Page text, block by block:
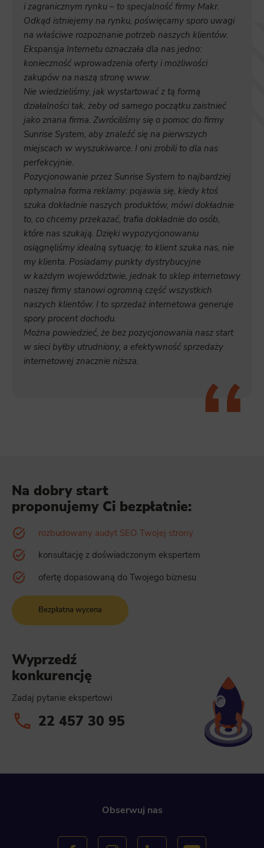
i zagranicznym rynku – to specjalność firmy Makr.
Odkąd istniejemy na rynku, poświęcamy sporo uwagi
na właściwe rozpoznanie potrzeb naszych klientów.
Ekspansja Internetu oznaczała dla nas jedno:
konieczność wprowadzenia oferty i możliwości
zakupów na naszą stronę www.
Nie wiedzieliśmy, jak wystartować z tą formą
działalności tak, żeby od samego początku zaistnieć
jako znana firma. Zwróciliśmy się o pomoc do firmy
Sunrise System, aby znaleźć się na pierwszych
miejscach w wyszukiwarce. I oni zrobili to dla nas
perfekcyjnie.
Pozycjonowanie przez Sunrise System to najbardziej
optymalna forma reklamy: pojawia się, kiedy ktoś
szuka dokładnie naszych produktów, mówi dokładnie
to, co chcemy przekazać, trafia dokładnie do osób,
które nas szukają. Dzięki wypozycjonowaniu
osiągnęliśmy idealną sytuację: to klient szuka nas, nie
my klienta. Posiadamy punkty dystrybucyjne
w każdym województwie, jednak to sklep internetowy
naszej firmy stanowi ogromną część wszystkich
naszych klientów. I to sprzedaż internetowa generuje
spory procent dochodu.
Można powiedzieć, że bez pozycjonowania nasz start
w sieci byłby utrudniony, a efektywność sprzedaży
internetowej znacznie niższa.
Na dobry start
proponujemy Ci bezpłatnie:
rozbudowany audyt SEO Twojej strony
konsultację z doświadczonym ekspertem
ofertę dopasowaną do Twojego biznesu
Bezpłatna wycena
Wyprzedź
konkurencję
Zadaj pytanie ekspertowi
22 457 30 95
Obserwuj nas